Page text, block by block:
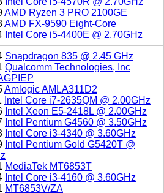
AMD Ryzen 3 PRO 2100GE
AMD FX-9590 Eight-Core
Intel Core i5-4400E @ 2.70GHz
Snapdragon 835 @ 2.45 GHz
Qualcomm Technologies, Inc
Amlogic AMLA311D2
Intel Core i7-2635QM @ 2.00GHz
Intel Xeon E5-2418L @ 2.00GHz
Intel Pentium G4560 @ 3.50GHz
Intel Core i3-4340 @ 3.60GHz
Intel Pentium Gold G5420T @
MediaTek MT6853T
Intel Core i3-4160 @ 3.60GHz
MT6853V/ZA